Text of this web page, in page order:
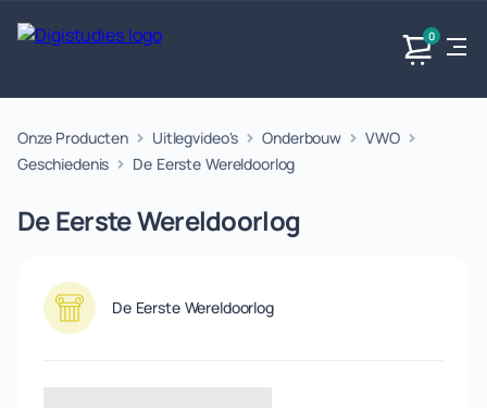
0
Exacte
vakken
vakken.
Taalvakken
vakken.
Maatschappijvakken
Geen vakken.
Producten
Onze Producten Uitlegvideo's Onderbouw
VWO
Geschiedenis
De Eerste Wereldoorlog
De Eerste Wereldoorlog
De Eerste Wereldoorlog